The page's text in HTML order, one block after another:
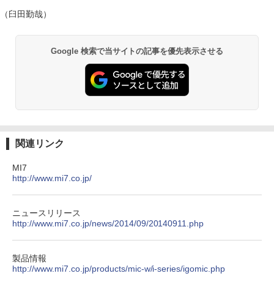
（臼田勤哉）
Google 検索で当サイトの記事を優先表示させる
関連リンク
MI7
http://www.mi7.co.jp/
ニュースリリース
http://www.mi7.co.jp/news/2014/09/20140911.php
製品情報
http://www.mi7.co.jp/products/mic-w/i-series/igomic.php